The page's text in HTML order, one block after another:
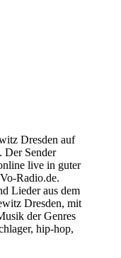
Dresden auf
Der Sender
live in guter
Radio.de.
Lieder aus dem
Dresden, mit
der Genres
hip-hop,